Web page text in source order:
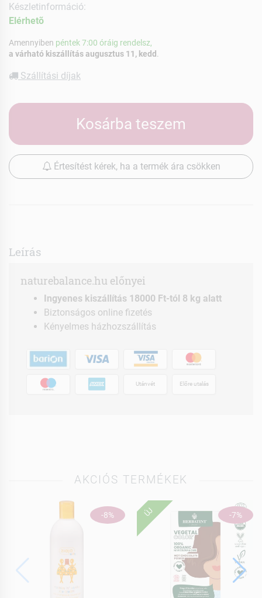
Készletinformáció:
Elérhetõ
Amennyiben péntek 7:00 óráig rendelsz,
a várható kiszállítás augusztus 11, kedd
Szállítási díjak
Kosárba teszem
Értesítést kérek, ha a termék ára csökken
Leírás
naturebalance.hu előnyei
Ingyenes kiszállítás 18000 Ft-tól 8 kg alatt
Biztonságos online fizetés
Kényelmes házhozszállítás
Utánvét Előre utalás
AKCIÓS TERMÉKEK
-8% -7%
ÚJ